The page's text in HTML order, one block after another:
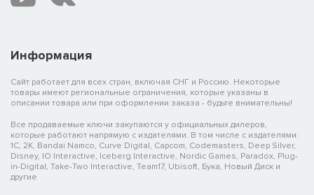
Информация
Сайт работает для всех стран, включая СНГ и Россию. Некоторые
товары имеют региональные ограничения, которые указаны в
описании товара или при оформлении заказа - будьте внимательны!
Все продаваемые ключи закупаются у официальных дилеров,
которые работают напрямую с издателями. В том числе с издателями:
1C, 2K, Bandai Namco, Curve Digital, Capcom, Codemasters, Deep Silver,
Disney, IO Interactive, Iceberg Interactive, Nordic Games, Paradox, Plug-
in-Digital, Take-Two Interactive, Team17, Ubisoft, Бука, Новый Диск и
другие